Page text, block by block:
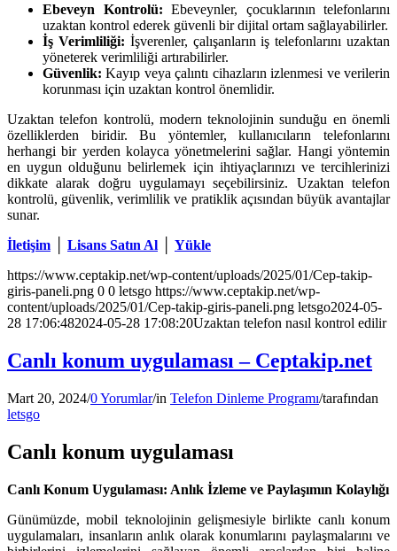
Ebeveyn Kontrolü: Ebeveynler, çocuklarının telefonlarını
uzaktan kontrol ederek güvenli bir dijital ortam sağlayabilirler.
İş Verimliliği: İşverenler, çalışanların iş telefonlarını uzaktan
yöneterek verimliliği artırabilirler.
Güvenlik: Kayıp veya çalıntı cihazların izlenmesi ve verilerin
korunması için uzaktan kontrol önemlidir.
Uzaktan telefon kontrolü, modern teknolojinin sunduğu en önemli
özelliklerden biridir. Bu yöntemler, kullanıcıların telefonlarını
herhangi bir yerden kolayca yönetmelerini sağlar. Hangi yöntemin
en uygun olduğunu belirlemek için ihtiyaçlarınızı ve tercihlerinizi
dikkate alarak doğru uygulamayı seçebilirsiniz. Uzaktan telefon
kontrolü, güvenlik, verimlilik ve pratiklik açısından büyük avantajlar
sunar.
İletişim
Lisans Satın Al
Yükle
https://www.ceptakip.net/wp-content/uploads/2025/01/Cep-takip-
giris-paneli.png 0 0 letsgo https://www.ceptakip.net/wp-
content/uploads/2025/01/Cep-takip-giris-paneli.png letsgo2024-05-
28 17:06:482024-05-28 17:08:20Uzaktan telefon nasıl kontrol edilir
Canlı konum uygulaması – Ceptakip.net
Mart 20, 2024/0 Yorumlar/in Telefon Dinleme Programı/tarafından
letsgo
Canlı konum uygulaması
Canlı Konum Uygulaması: Anlık İzleme ve Paylaşımın Kolaylığı
Günümüzde, mobil teknolojinin gelişmesiyle birlikte canlı konum
uygulamaları, insanların anlık olarak konumlarını paylaşmalarını ve